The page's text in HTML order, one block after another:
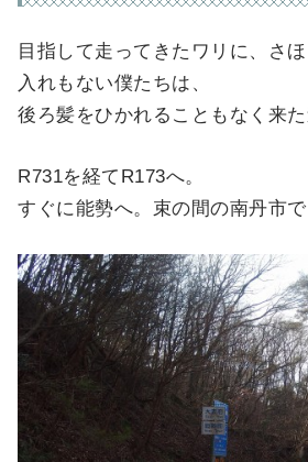
目指して走ってきたワリに、さ
入れもない僕たちは、
後ろ髪をひかれることもなく来た
R731を経てR173へ。
すぐに能勢へ。束の間の南丹市で